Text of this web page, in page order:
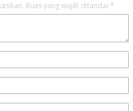
Ruas yang wajib ditandai *